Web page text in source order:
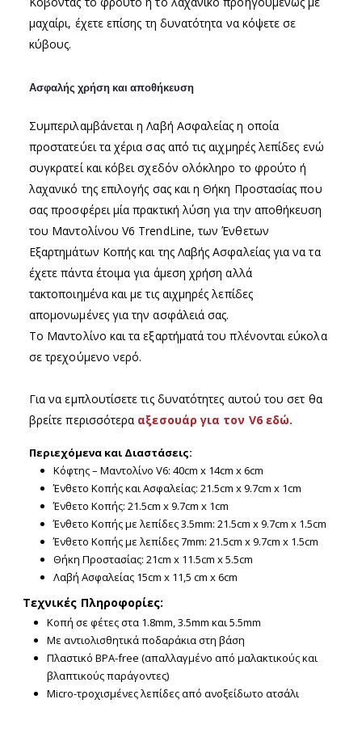
μαχαίρι, έχετε επίσης τη δυνατότητα να κόψετε σε
κύβους.
Ασφαλής χρήση και αποθήκευση
Συμπεριλαμβάνεται η Λαβή Ασφαλείας η οποία
προστατεύει τα χέρια σας από τις αιχμηρές λεπίδες ενώ
συγκρατεί και κόβει σχεδόν ολόκληρο το φρούτο ή
λαχανικό της επιλογής σας και η Θήκη Προστασίας που
σας προσφέρει μία πρακτική λύση για την αποθήκευση
του Μαντολίνου V6 TrendLine, των Ένθετων
Εξαρτημάτων Κοπής και της Λαβής Ασφαλείας για να τα
έχετε πάντα έτοιμα για άμεση χρήση αλλά
τακτοποιημένα και με τις αιχμηρές λεπίδες
απομονωμένες για την ασφάλειά σας.
Το Μαντολίνο και τα εξαρτήματά του πλένονται εύκολα
σε τρεχούμενο νερό.
Για να εμπλουτίσετε τις δυνατότητες αυτού του σετ θα
βρείτε περισσότερα αξεσουάρ για τον V6 εδώ.
Περιεχόμενα και Διαστάσεις:
Κόφτης – Μαντολίνο V6: 40cm x 14cm x 6cm
Ένθετο Κοπής και Ασφαλείας: 21.5cm x 9.7cm x 1cm
Ένθετο Κοπής: 21.5cm x 9.7cm x 1cm
Ένθετο Κοπής με λεπίδες 3.5mm: 21.5cm x 9.7cm x 1.5cm
Ένθετο Κοπής με λεπίδες 7mm: 21.5cm x 9.7cm x 1.5cm
Θήκη Προστασίας: 21cm x 11.5cm x 5.5cm
Λαβή Ασφαλείας 15cm x 11,5 cm x 6cm
Τεχνικές Πληροφορίες:
Κοπή σε φέτες στα 1.8mm, 3.5mm και 5.5mm
Με αντιολισθητικά ποδαράκια στη βάση
Πλαστικό BPA-free (απαλλαγμένο από μαλακτικούς και
βλαπτικούς παράγοντες)
Micro-τροχισμένες λεπίδες από ανοξείδωτο ατσάλι